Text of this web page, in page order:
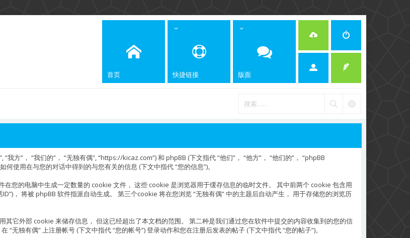
首页 快捷链接 版面
方”， “我们的”， “无独有偶”, “https://kicaz.com”) 和 phpBB (下文指代 “他们”， “他方”， “他们的”， “phpBB
使用在与您的对话中得到的与您有关的信息 (下文中指代 “您的信息”)。
在您的电脑中生成一定数量的 cookie 文件， 这些 cookie 是浏览器用于缓存信息的临时文件。 其中前两个 cookie 包含用
， 将被 phpBB 软件指派自动生成。 第三个cookie 将在您浏览 “无独有偶” 中的主题后自动产生， 用于存储您的浏览历
其它外部 cookie 来储存信息， 但这已经超出了本文档的范围。 第二种是我们通过您在软件中提交的内容收集到的您的信
无独有偶” 上注册帐号 (下文中指代 “您的帐号”) 登录动作和您在注册后发表的帖子 (下文中指代 “您的帖子”)。